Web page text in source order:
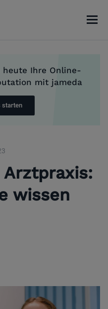
heute Ihre Online-
mit jameda
starten
wissen